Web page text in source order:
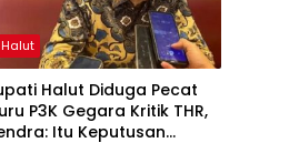
Halut
Halut Diduga Pecat
P3K Gegara Kritik THR,
Itu Keputusan